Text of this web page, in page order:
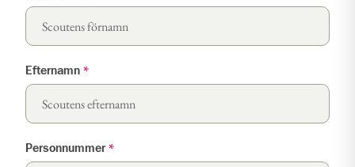
Efternamn *
Personnummer *